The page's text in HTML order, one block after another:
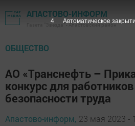
АПАСТОВО-ИНФОРМ
Газета "Звезда" - Апастовский район
ОБЩЕСТВО
АО «Транснефть –
конкурс для
безопасности труда
Апастово-информ, 23 мая 2023 -
3 Автоматическое